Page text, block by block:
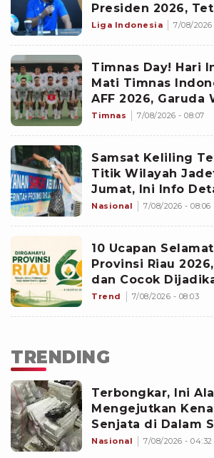
Presiden 2026,
Penampilan
Liga Indonesia 7/08/2026
Timnas Day! Hari
Mati Timnas
AFF 2026, Garuda
Singapura demi
Timnas 7/08/2026 - 08:07
Samsat Keliling
Titik Wilayah
Jumat, Ini Info
Nasional 7/08/2026 - 08:06
10 Ucapan
Provinsi Riau
dan Cocok
Media Sosial
Trend 7/08/2026 - 08:03
TRENDING
Terbongkar, Ini
Mengejutkan
Senjata di Dalam
Sejak 2020
Nasional 7/08/2026 - 04:32